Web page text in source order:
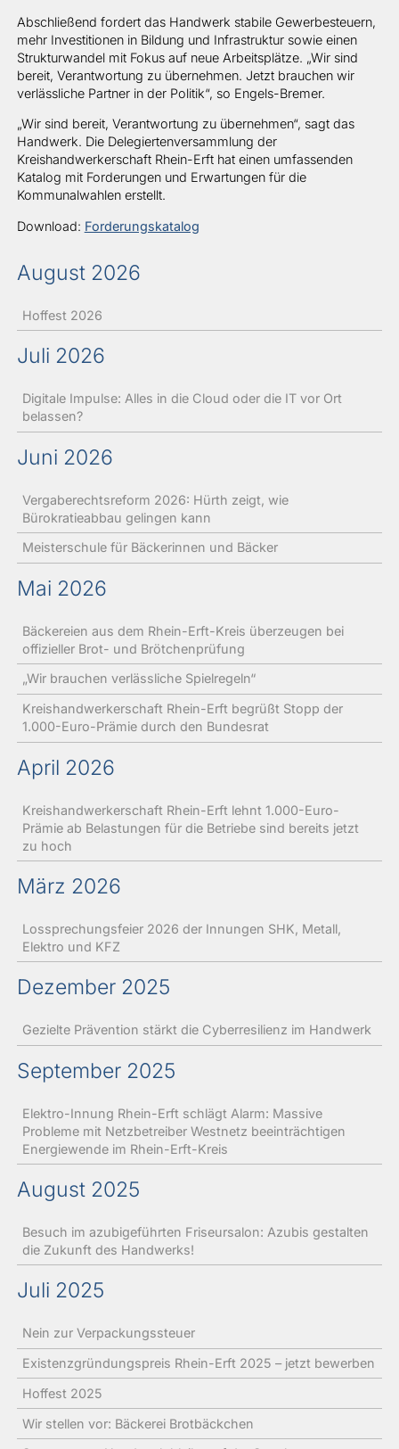
Abschließend fordert das Handwerk stabile Gewerbesteuern,
mehr Investitionen in Bildung und Infrastruktur sowie einen
Strukturwandel mit Fokus auf neue Arbeitsplätze. „Wir sind
bereit, Verantwortung zu übernehmen. Jetzt brauchen wir
verlässliche Partner in der Politik“, so Engels-Bremer.
„Wir sind bereit, Verantwortung zu übernehmen“, sagt das
Handwerk. Die Delegiertenversammlung der
Kreishandwerkerschaft Rhein-Erft hat einen umfassenden
Katalog mit Forderungen und Erwartungen für die
Kommunalwahlen erstellt.
Download: Forderungskatalog
August 2026
Hoffest 2026
Juli 2026
Digitale Impulse: Alles in die Cloud oder die IT vor Ort
belassen?
Juni 2026
Vergaberechtsreform 2026: Hürth zeigt, wie
Bürokratieabbau gelingen kann
Meisterschule für Bäckerinnen und Bäcker
Mai 2026
Bäckereien aus dem Rhein-Erft-Kreis überzeugen bei
offizieller Brot- und Brötchenprüfung
„Wir brauchen verlässliche Spielregeln“
Kreishandwerkerschaft Rhein-Erft begrüßt Stopp der
1.000-Euro-Prämie durch den Bundesrat
April 2026
Kreishandwerkerschaft Rhein-Erft lehnt 1.000-Euro-
Prämie ab Belastungen für die Betriebe sind bereits jetzt
zu hoch
März 2026
Lossprechungsfeier 2026 der Innungen SHK, Metall,
Elektro und KFZ
Dezember 2025
Gezielte Prävention stärkt die Cyberresilienz im Handwerk
September 2025
Elektro-Innung Rhein-Erft schlägt Alarm: Massive
Probleme mit Netzbetreiber Westnetz beeinträchtigen
Energiewende im Rhein-Erft-Kreis
August 2025
Besuch im azubigeführten Friseursalon: Azubis gestalten
die Zukunft des Handwerks!
Juli 2025
Nein zur Verpackungssteuer
Existenzgründungspreis Rhein-Erft 2025 – jetzt bewerben
Hoffest 2025
Wir stellen vor: Bäckerei Brotbäckchen